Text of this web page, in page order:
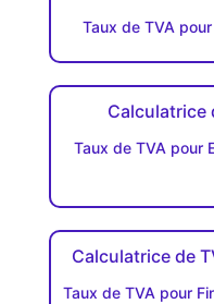
Taux de TVA
Calculatrice
Taux de TVA pour
Calculatrice de
Taux de TVA pour